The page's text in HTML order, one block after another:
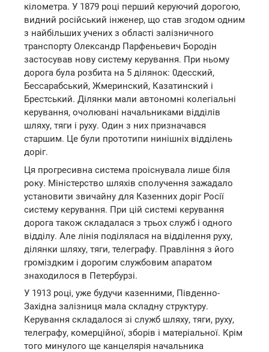
кілометра. У 1879 році перший керуючий дорогою,
видний російський інженер, що став згодом одним
з найбільших учених з області залізничного
транспорту Олександр Парфеньевич Бородін
застосував нову систему керування. При ньому
дорога була розбита на 5 ділянок: 0десский,
Бессарабський, Жмеринский, Казатинский і
Брестський. Ділянки мали автономні колегіальні
керування, очолювані начальниками відділів
шляху, тяги і руху. Один з них призначався
старшим. Це були прототипи нинішніх відділень
доріг.
Ця прогресивна система проіснувала лише біля
року. Міністерство шляхів сполучення зажадало
установити звичайну для Казенних доріг Росії
систему керування. При цій системі керування
дорога також складалася з трьох служб і одного
відділу. Але лінія поділялася на відділення руху,
ділянки шляху, тяги, телеграфу. Правління з його
громіздким і дорогим службовим апаратом
знаходилося в Петербурзі.
У 1913 році, уже будучи казенними, Південно-
Західна залізниця мала складну структуру.
Керування складалося зі служб шляху, тяги, руху,
телеграфу, комерційної, зборів і матеріальної. Крім
того минулого ще канцелярія начальника